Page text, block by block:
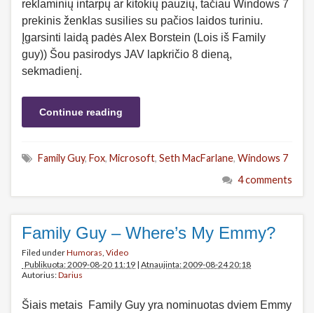
reklaminių intarpų ar kitokių pauzių, tačiau Windows 7
prekinis ženklas susilies su pačios laidos turiniu.
Įgarsinti laidą padės Alex Borstein (Lois iš Family
guy)) Šou pasirodys JAV lapkričio 8 dieną,
sekmadienį.
Continue reading
Family Guy, Fox, Microsoft, Seth MacFarlane, Windows 7
4 comments
Family Guy – Where’s My Emmy?
Filed underHumoras, Video
Publikuota: 2009-08-20 11:19 | Atnaujinta: 2009-08-24 20:18
Autorius:Darius
Šiais metais Family Guy yra nominuotas dviem Emmy